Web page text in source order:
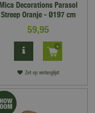
Mica Decorations Parasol
Streep Oranje - Ø197 cm
59,95
Zet op verlanglijst